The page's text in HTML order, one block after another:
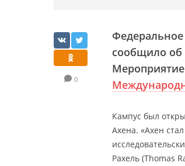
0
сообщило об
Мероприятие
Кампус был
Ахена. «Ахен
Рахель (Thomas